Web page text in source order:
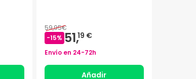
59,95€
-15% 51,19 €
Envío en 24-72h
Añadir